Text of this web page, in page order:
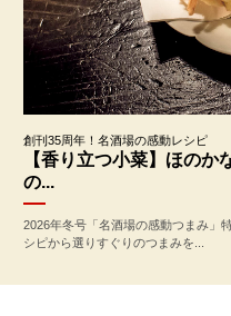
創刊35周年！名酒場の感動レシピ
【香り立つ小菜】ほの
の...
2026年冬号「名酒場の感動つまみ」
シピから選りすぐりのつまみを...